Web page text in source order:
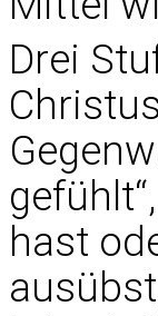
Drei
hast